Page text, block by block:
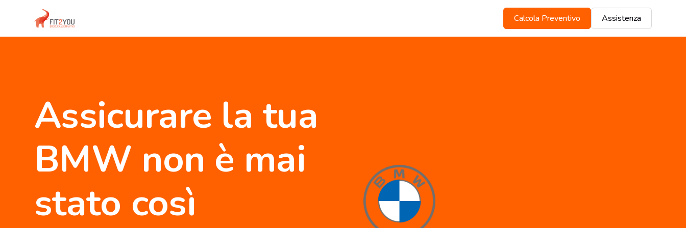
Calcola Preventivo Assistenza
Assicurare la tua
BMW non è mai
stato così